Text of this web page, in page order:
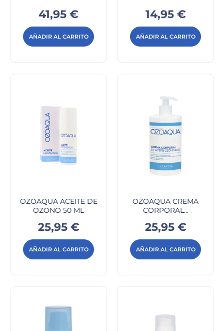
Precio
41,95 €
AÑADIR AL CARRITO
Precio
14,95 €
AÑADIR AL CARRITO
OZOAQUA ACEITE DE
OZONO 50 ML
Precio
25,95 €
AÑADIR AL CARRITO
OZOAQUA CREMA
CORPORAL...
Precio
25,95 €
AÑADIR AL CARRITO